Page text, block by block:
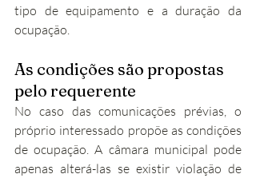
tipo de equipamento e a duração da
ocupação.
As condições são propostas
pelo requerente
No caso das comunicações prévias, o
próprio interessado propõe as condições
de ocupação. A câmara municipal pode
apenas alterá-las se existir violação de